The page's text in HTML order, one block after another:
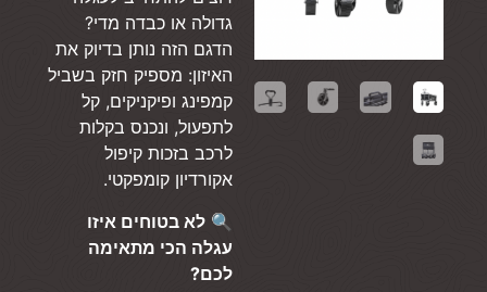
גדולה או כבדה מדי?
הדגם הזה נותן בדיוק את
האיזון: מספיק חזק בשביל
קמפינג ופיקניקים, קל
לתפעול, ונכנס בקלות
לרכב בזכות קיפול
אקורדיון קומפקטי.
🔍 לא בטוחים איזו
עגלה הכי מתאימה
לכם?